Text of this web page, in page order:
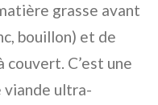
grasse avant
bouillon) et de
C’est une
viande ultra-